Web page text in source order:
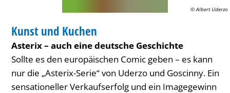
© Albert Uderzo
KATEGORIE: FÜHRUNG
Kunst und Kuchen
Asterix – auch eine deutsche Geschichte
Sollte es den europäischen Comic geben – es kann
nur die „Asterix-Serie“ von Uderzo und Goscinny. Ein
sensationeller Verkaufserfolg und ein Imagegewinn